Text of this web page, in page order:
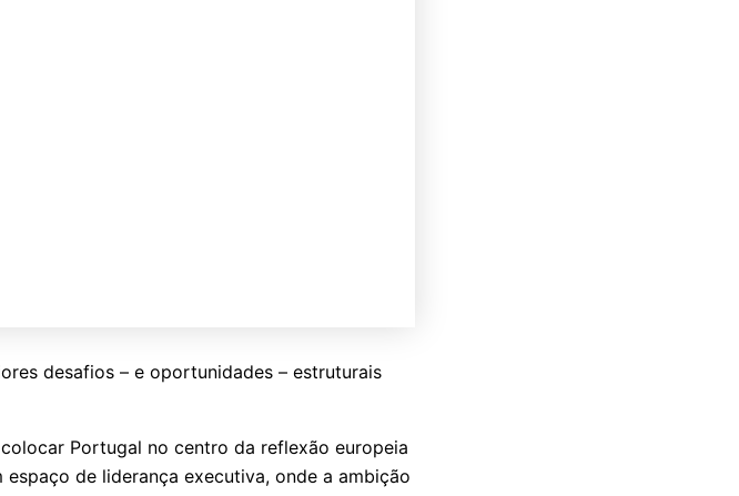
desafios – e oportunidades – estruturais
Portugal no centro da reflexão europeia
de liderança executiva, onde a ambição